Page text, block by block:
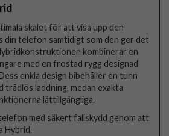
skalet för att visa upp den
din telefon samtidigt som den ger det
kombinerar en
med en frostad rygg designad
enkla design bibehåller en tunn
trådlös laddning, medan exakta
lättillgängliga.
med säkert fallskydd genom att
Hybrid.